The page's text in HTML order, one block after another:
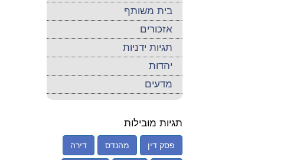
בית משותף
אזכורים
תגיות ידניות
יהדות
מדעים
תגיות מובילות
פסק דין מהנדס דירה